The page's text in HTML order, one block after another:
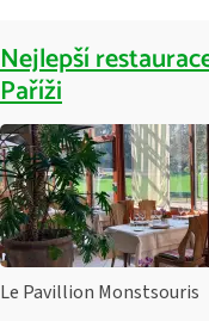
Nejlepší
Paříži
Le Pavillion Monstsouris